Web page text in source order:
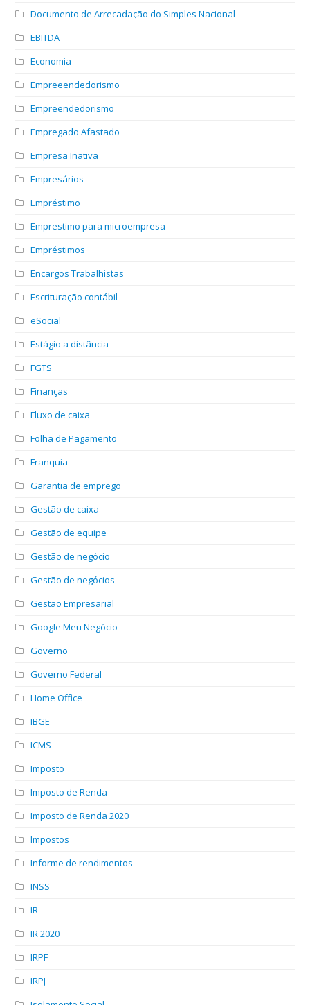
Documento de Arrecadação do Simples Nacional
EBITDA
Economia
Empreeendedorismo
Empreendedorismo
Empregado Afastado
Empresa Inativa
Empresários
Empréstimo
Emprestimo para microempresa
Empréstimos
Encargos Trabalhistas
Escrituração contábil
eSocial
Estágio a distância
FGTS
Finanças
Fluxo de caixa
Folha de Pagamento
Franquia
Garantia de emprego
Gestão de caixa
Gestão de equipe
Gestão de negócio
Gestão de negócios
Gestão Empresarial
Google Meu Negócio
Governo
Governo Federal
Home Office
IBGE
ICMS
Imposto
Imposto de Renda
Imposto de Renda 2020
Impostos
Informe de rendimentos
INSS
IR
IR 2020
IRPF
IRPJ